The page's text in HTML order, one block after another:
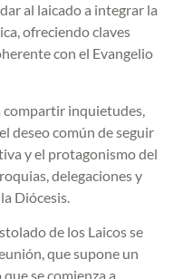
al laicado a integrar la
ofreciendo claves
con el Evangelio
inquietudes,
deseo común de seguir
y el protagonismo del
delegaciones y
Diócesis.
de los Laicos se
que supone un
se comienza a